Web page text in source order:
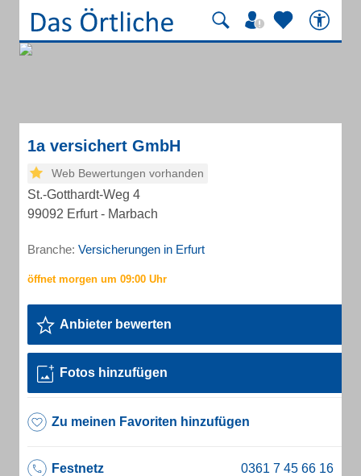
1a versichert GmbH
Web Bewertungen vorhanden
St.-Gotthardt-Weg 4
99092 Erfurt - Marbach
Branche: Versicherungen in Erfurt
Anbieter bewerten
Fotos hinzufügen
Zu meinen Favoriten hinzufügen
Festnetz